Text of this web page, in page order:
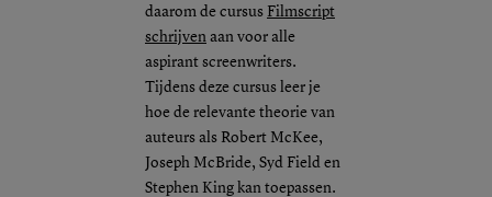
daarom de cursus Filmscript
schrijven aan voor alle
aspirant screenwriters.
Tijdens deze cursus leer je
hoe de relevante theorie van
auteurs als Robert McKee,
Joseph McBride, Syd Field en
Stephen King kan toepassen.